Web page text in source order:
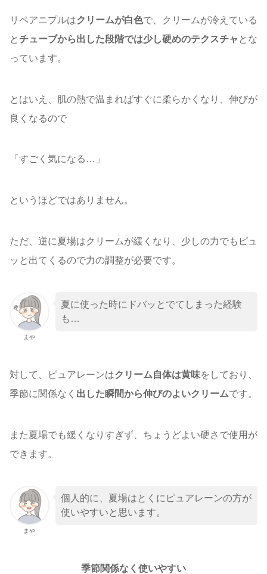
リペアニプルはクリームが白色で、クリームが冷えている
とチューブから出した段階では少し硬めのテクスチャ とな
っています。
とはいえ、肌の熱で温まればすぐに柔らかくなり、伸びが
良くなるので
「すごく気になる…」
というほどではありません。
ただ、逆に夏場はクリームが緩くなり、少しの力でもピュ
ッと出てくるので力の調整が必要です。
まや
夏に使った時にドバッとでてしまった経験
も…
対して、ピュアレーンはクリーム自体は黄味をしており、
季節に関係なく 出した瞬間から伸びのよいクリームです。
また夏場でも緩くなりすぎず、ちょうどよい硬さで使用が
できます。
まや
個人的に、夏場はとくにピュアレーンの方が
使いやすいと思います。
季節関係なく使いやすい